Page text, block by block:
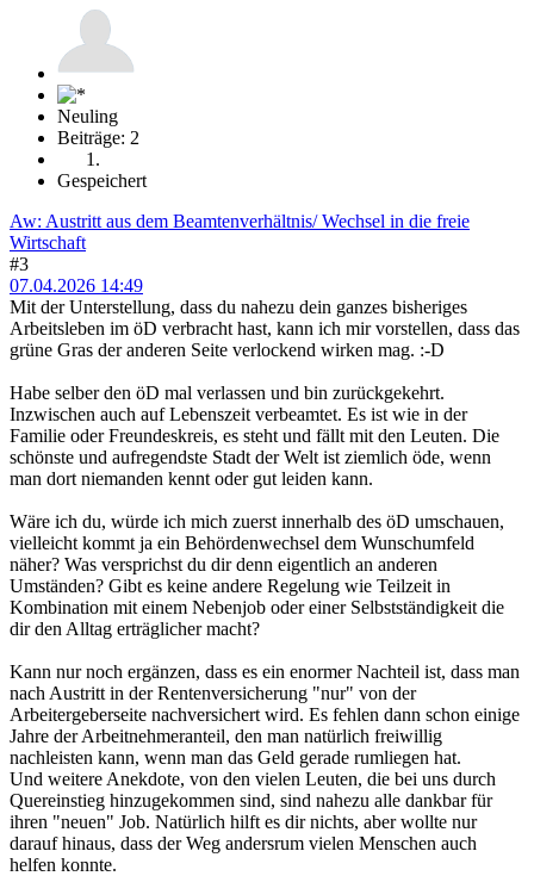
Neuling
Beiträge: 2
Gespeichert
Aw: Austritt aus dem Beamtenverhältnis/ Wechsel in die freie
Wirtschaft
#3
07.04.2026 14:49
Mit der Unterstellung, dass du nahezu dein ganzes bisheriges
Arbeitsleben im öD verbracht hast, kann ich mir vorstellen, dass das
grüne Gras der anderen Seite verlockend wirken mag. :-D
Habe selber den öD mal verlassen und bin zurückgekehrt.
Inzwischen auch auf Lebenszeit verbeamtet. Es ist wie in der
Familie oder Freundeskreis, es steht und fällt mit den Leuten. Die
schönste und aufregendste Stadt der Welt ist ziemlich öde, wenn
man dort niemanden kennt oder gut leiden kann.
Wäre ich du, würde ich mich zuerst innerhalb des öD umschauen,
vielleicht kommt ja ein Behördenwechsel dem Wunschumfeld
näher? Was versprichst du dir denn eigentlich an anderen
Umständen? Gibt es keine andere Regelung wie Teilzeit in
Kombination mit einem Nebenjob oder einer Selbstständigkeit die
dir den Alltag erträglicher macht?
Kann nur noch ergänzen, dass es ein enormer Nachteil ist, dass man
nach Austritt in der Rentenversicherung "nur" von der
Arbeitergeberseite nachversichert wird. Es fehlen dann schon einige
Jahre der Arbeitnehmeranteil, den man natürlich freiwillig
nachleisten kann, wenn man das Geld gerade rumliegen hat.
Und weitere Anekdote, von den vielen Leuten, die bei uns durch
Quereinstieg hinzugekommen sind, sind nahezu alle dankbar für
ihren "neuen" Job. Natürlich hilft es dir nichts, aber wollte nur
darauf hinaus, dass der Weg andersrum vielen Menschen auch
helfen konnte.